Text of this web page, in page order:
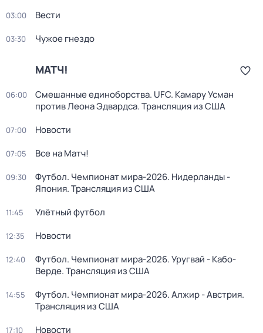
03:00 Вести
03:30 Чужое гнездо
МАТЧ!
06:00
Смешанные единоборства. UFC. Камару Усман
против Леона Эдвардса. Трансляция из США
07:00 Новости
07:05 Все на Матч!
09:30
Футбол. Чемпионат мира-2026. Нидерланды -
Япония. Трансляция из США
11:45 Улётный футбол
12:35 Новости
12:40
Футбол. Чемпионат мира-2026. Уругвай - Кабо-
Верде. Трансляция из США
14:55
Футбол. Чемпионат мира-2026. Алжир - Австрия.
Трансляция из США
17:10 Новости